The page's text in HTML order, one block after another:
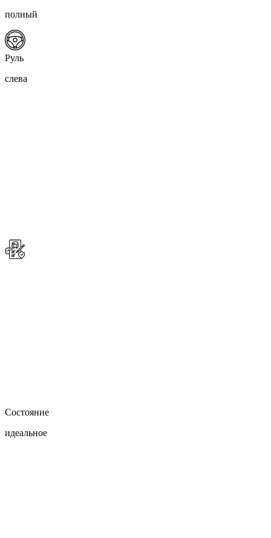
полный
Руль
слева
Состояние
идеальное